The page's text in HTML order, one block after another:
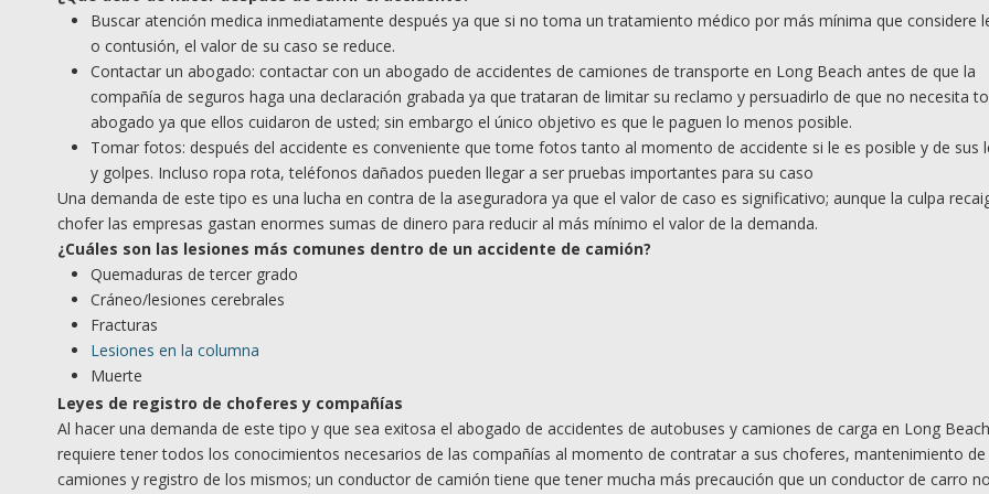
Buscar atención medica inmediatamente después ya que si no toma un tratamiento médico por más mínima que considere
o contusión, el valor de su caso se reduce.
Contactar un abogado: contactar con un abogado de accidentes de camiones de transporte en Long Beach antes de que la
compañía de seguros haga una declaración grabada ya que trataran de limitar su reclamo y persuadirlo de que no necesita
abogado ya que ellos cuidaron de usted; sin embargo el único objetivo es que le paguen lo menos posible.
Tomar fotos: después del accidente es conveniente que tome fotos tanto al momento de accidente si le es posible y de sus
y golpes. Incluso ropa rota, teléfonos dañados pueden llegar a ser pruebas importantes para su caso
Una demanda de este tipo es una lucha en contra de la aseguradora ya que el valor de caso es significativo; aunque la culpa
chofer las empresas gastan enormes sumas de dinero para reducir al más mínimo el valor de la demanda.
¿Cuáles son las lesiones más comunes dentro de un accidente de camión?
Quemaduras de tercer grado
Cráneo/lesiones cerebrales
Fracturas
Lesiones en la columna
Muerte
Leyes de registro de choferes y compañías
Al hacer una demanda de este tipo y que sea exitosa el abogado de accidentes de autobuses y camiones de carga en Long Beach
requiere tener todos los conocimientos necesarios de las compañías al momento de contratar a sus choferes, mantenimiento
camiones y registro de los mismos; un conductor de camión tiene que tener mucha más precaución que un conductor de carro